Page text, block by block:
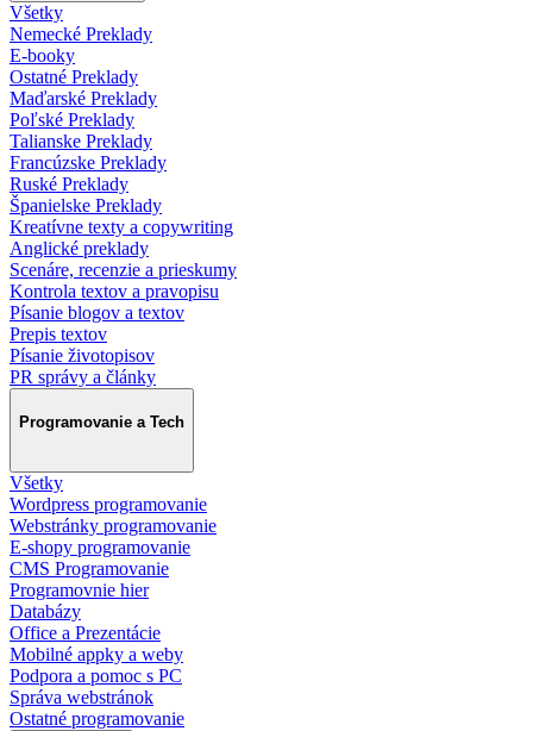
Všetky
Nemecké Preklady
E-booky
Ostatné Preklady
Maďarské Preklady
Poľské Preklady
Talianske Preklady
Francúzske Preklady
Ruské Preklady
Španielske Preklady
Kreatívne texty a copywriting
Anglické preklady
Scenáre, recenzie a prieskumy
Kontrola textov a pravopisu
Písanie blogov a textov
Prepis textov
Písanie životopisov
PR správy a články
Programovanie a Tech
Všetky
Wordpress programovanie
Webstránky programovanie
E-shopy programovanie
CMS Programovanie
Programovnie hier
Databázy
Office a Prezentácie
Mobilné appky a weby
Podpora a pomoc s PC
Správa webstránok
Ostatné programovanie